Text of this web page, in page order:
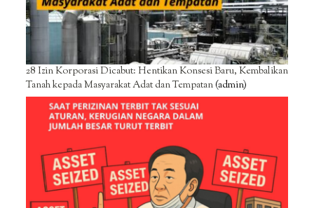
28 Izin Korporasi Dicabut: Hentikan Konsesi Baru, Kembalikan
Tanah kepada Masyarakat Adat dan Tempatan(admin)